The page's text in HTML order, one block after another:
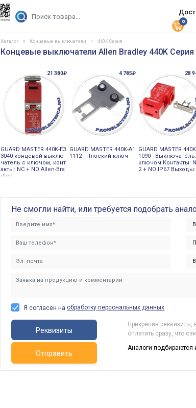
0
Каталог Концевые выключатели 440K Серия
Концевые выключатели Allen Bradley 440K Серия
21 380₽
GUARD MASTER 440K-E3
3040 концевой выклю
чатель с ключом, конт
акты: NC + NO Allen-Bra
dley
4 785₽
GUARD MASTER 440K-A1
1112 - Плоский ключ
28
GUARD MASTER
1090 -
ключом Контакты:
2 + NO IP67
Не смогли найти, или требуется подобрать
Я согласен на обработку персональных данных
Реквизиты
Прикрепив
оплатить сразу, что
Отправить
Аналоги подбираются